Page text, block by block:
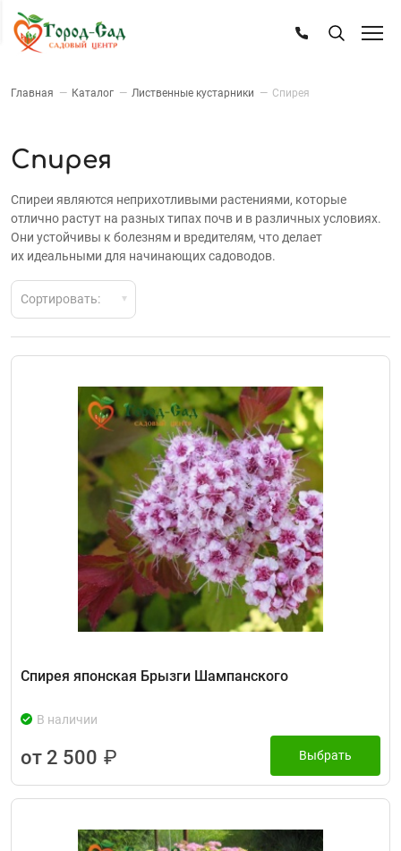
Главная — Каталог — Лиственные кустарники — Спирея
Спирея
Спиреи являются неприхотливыми растениями, которые
отлично растут на разных типах почв и в различных условиях.
Они устойчивы к болезням и вредителям, что делает
их идеальными для начинающих садоводов.
Сортировать:
Спирея японская Брызги Шампанского
В наличии
от 2 500 ₽ Выбрать